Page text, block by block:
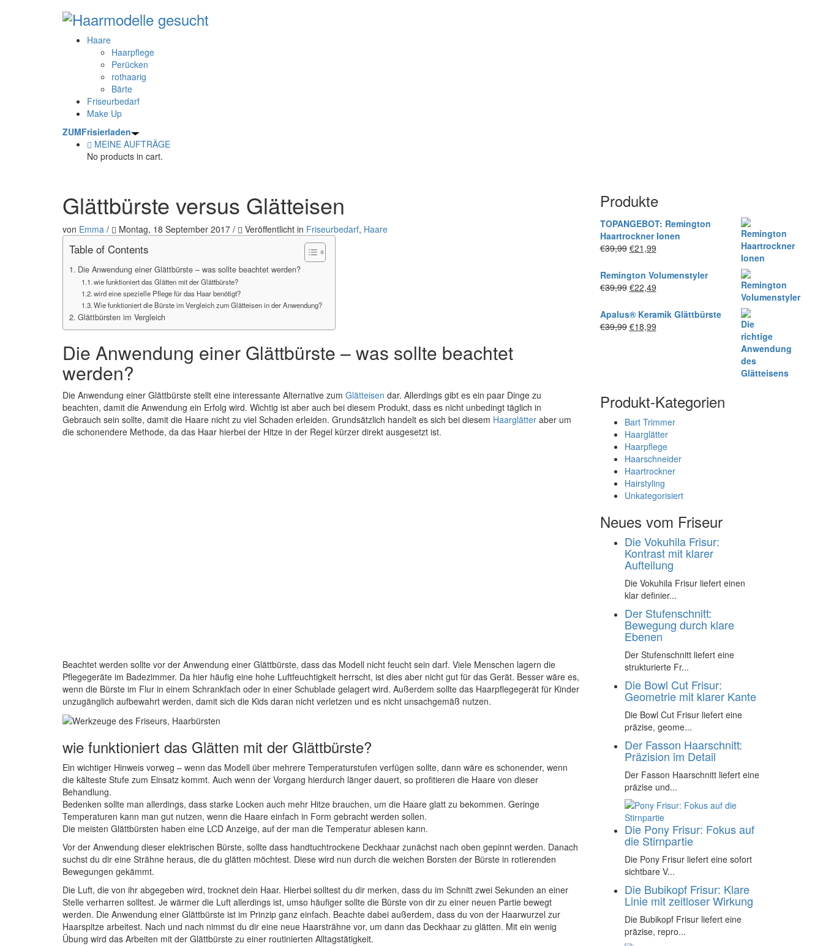
Haare
Haarpflege
Perücken
rothaarig
Bärte
Friseurbedarf
Make Up
ZUMFrisierladen
MEINE AUFTRÄGE
No products in cart.
Glättbürste versus Glätteisen
von Emma / Montag, 18 September 2017 / Veröffentlicht in Friseurbedarf, Haare
Table of Contents
Die Anwendung einer Glättbürste – was sollte beachtet werden?
wie funktioniert das Glätten mit der Glättbürste?
wird eine spezielle Pflege für das Haar benötigt?
Wie funktioniert die Bürste im Vergleich zum Glätteisen in der Anwendung?
Glättbürsten im Vergleich
Die Anwendung einer Glättbürste – was sollte beachtet
werden?
Die Anwendung einer Glättbürste stellt eine interessante Alternative zum Glätteisen dar. Allerdings gibt es ein paar Dinge zu
beachten, damit die Anwendung ein Erfolg wird. Wichtig ist aber auch bei diesem Produkt, dass es nicht unbedingt täglich in
Gebrauch sein sollte, damit die Haare nicht zu viel Schaden erleiden. Grundsätzlich handelt es sich bei diesem Haarglätter aber um
die schonendere Methode, da das Haar hierbei der Hitze in der Regel kürzer direkt ausgesetzt ist.
Beachtet werden sollte vor der Anwendung einer Glättbürste, dass das Modell nicht feucht sein darf. Viele Menschen lagern die
Pflegegeräte im Badezimmer. Da hier häufig eine hohe Luftfeuchtigkeit herrscht, ist dies aber nicht gut für das Gerät. Besser wäre es,
wenn die Bürste im Flur in einem Schrankfach oder in einer Schublade gelagert wird. Außerdem sollte das Haarpflegegerät für Kinder
unzugänglich aufbewahrt werden, damit sich die Kids daran nicht verletzen und es nicht unsachgemäß nutzen.
wie funktioniert das Glätten mit der Glättbürste?
Ein wichtiger Hinweis vorweg – wenn das Modell über mehrere Temperaturstufen verfügen sollte, dann wäre es schonender, wenn
die kälteste Stufe zum Einsatz kommt. Auch wenn der Vorgang hierdurch länger dauert, so profitieren die Haare von dieser
Behandlung.
Bedenken sollte man allerdings, dass starke Locken auch mehr Hitze brauchen, um die Haare glatt zu bekommen. Geringe
Temperaturen kann man gut nutzen, wenn die Haare einfach in Form gebracht werden sollen.
Die meisten Glättbürsten haben eine LCD Anzeige, auf der man die Temperatur ablesen kann.
Vor der Anwendung dieser elektrischen Bürste, sollte dass handtuchtrockene Deckhaar zunächst nach oben gepinnt werden. Danach
suchst du dir eine Strähne heraus, die du glätten möchtest. Diese wird nun durch die weichen Borsten der Bürste in rotierenden
Bewegungen gekämmt.
Die Luft, die von ihr abgegeben wird, trocknet dein Haar. Hierbei solltest du dir merken, dass du im Schnitt zwei Sekunden an einer
Stelle verharren solltest. Je wärmer die Luft allerdings ist, umso häufiger sollte die Bürste von dir zu einer neuen Partie bewegt
werden. Die Anwendung einer Glättbürste ist im Prinzip ganz einfach. Beachte dabei außerdem, dass du von der Haarwurzel zur
Haarspitze arbeitest. Nach und nach nimmst du dir eine neue Haarsträhne vor, um dann das Deckhaar zu glätten. Mit ein wenig
Übung wird das Arbeiten mit der Glättbürste zu einer routinierten Alltagstätigkeit.
Produkte
TOPANGEBOT: Remington
Haartrockner Ionen
€39,99 Ursprünglicher
war:
€39,99
€21,99Aktueller
ist:
€21,99.
Remington Volumenstyler
€39,99 Ursprünglicher
war:
€39,99
€22,49Aktueller
ist:
€22,49.
Apalus® Keramik Glättbürste
€39,99 Ursprünglicher
€18,99Aktueller
Produkt-Kategorien
Bart Trimmer
Haarglätter
Haarpflege
Haarschneider
Haartrockner
Hairstyling
Unkategorisiert
Neues vom Friseur
Die Vokuhila Frisur:
Kontrast mit klarer
Aufteilung
Die Vokuhila Frisur liefert einen
klar definier...
Der Stufenschnitt:
Bewegung durch klare
Ebenen
Der Stufenschnitt liefert eine
strukturierte Fr...
Die Bowl Cut Frisur:
Geometrie mit klarer Kante
Die Bowl Cut Frisur liefert eine
präzise, geome...
Der Fasson Haarschnitt:
Präzision im Detail
Der Fasson Haarschnitt liefert eine
präzise und...
Die Pony Frisur: Fokus auf
die Stirnpartie
Die Pony Frisur liefert eine sofort
sichtbare V...
Die Bubikopf Frisur: Klare
Linie mit zeitloser Wirkung
Die Bubikopf Frisur liefert eine
präzise, repro...